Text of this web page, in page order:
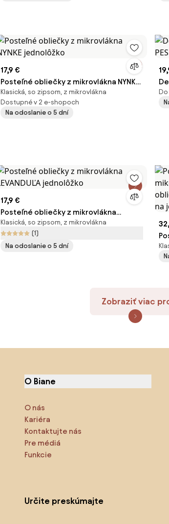
17,9 €
Posteľné obliečky z mikrovlákna NYNKE
jednolôžko
Klasická, so zipsom, z mikrovlákna
Dostupné v 2 e-shopoch
Na odoslanie o 5 dní
17,9 €
Posteľné obliečky z mikrovlákna
LEVANDUĽA jednolôžko
Klasická, so zipsom, z mikrovlákna
(1)
Na odoslanie o 5 dní
Zobraziť viac
O Biane
O nás
Kariéra
Kontaktujte nás
Pre médiá
Funkcie
Určite preskúmajte